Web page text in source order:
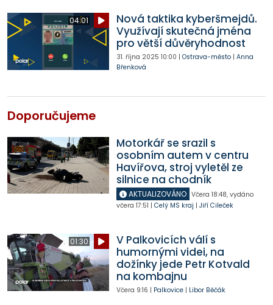
04:01
Nová taktika kyberšmejdů.
Využívají skutečná jména
pro větší důvěryhodnost
31. října 2025 10:00 | Ostrava-město| Anna
Břenková
Doporučujeme
Motorkář se srazil s
osobním autem v centru
Havířova, stroj vyletěl ze
silnice na chodník
AKTUALIZOVÁNO Včera 18:48, vydáno
včera 17:51 | Celý MS kraj | Jiří Cileček
01:30
V Palkovicích válí s
humornými videi, na
dožínky jede Petr Kotvald
na kombajnu
Včera 9:16 | Palkovice| Libor Běčák